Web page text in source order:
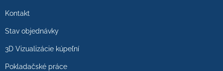
Kontakt
Stav objednávky
3D Vizualizácie kúpeľní
Pokladačské práce